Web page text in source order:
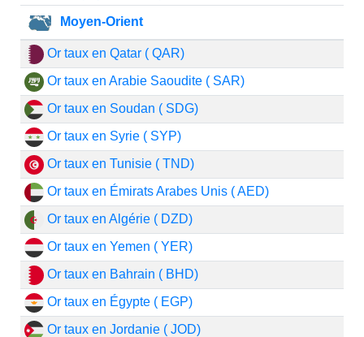
Moyen-Orient
Or taux en Qatar ( QAR)
Or taux en Arabie Saoudite ( SAR)
Or taux en Soudan ( SDG)
Or taux en Syrie ( SYP)
Or taux en Tunisie ( TND)
Or taux en Émirats Arabes Unis ( AED)
Or taux en Algérie ( DZD)
Or taux en Yemen ( YER)
Or taux en Bahrain ( BHD)
Or taux en Égypte ( EGP)
Or taux en Jordanie ( JOD)